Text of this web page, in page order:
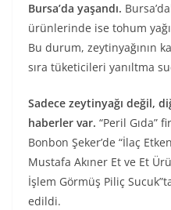
Bursa’da yaşandı.
ürünlerinde ise tohum
Bu durum, zeytinyağının
sıra tüketicileri yanıltma
Sadece zeytinyağı değil,
haberler var. “Peril Gıda”
Bonbon Şeker’de “İlaç
Mustafa Akıner Et ve Et
İşlem Görmüş Piliç
edildi.